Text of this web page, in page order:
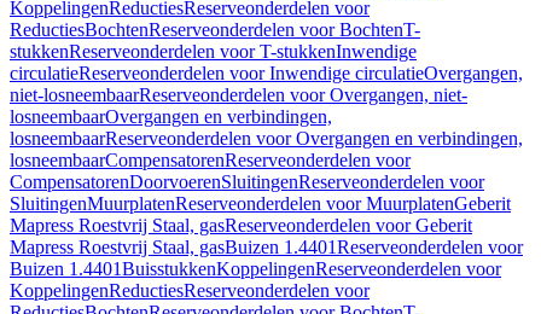
KoppelingenReductiesReserveonderdelen voor
ReductiesBochtenReserveonderdelen voor BochtenT-
stukkenReserveonderdelen voor T-stukkenInwendige
circulatieReserveonderdelen voor Inwendige circulatieOvergangen,
niet-losneembaarReserveonderdelen voor Overgangen, niet-
losneembaarOvergangen en verbindingen,
losneembaarReserveonderdelen voor Overgangen en verbindingen,
losneembaarCompensatorenReserveonderdelen voor
CompensatorenDoorvoerenSluitingenReserveonderdelen voor
SluitingenMuurplatenReserveonderdelen voor MuurplatenGeberit
Mapress Roestvrij Staal, gasReserveonderdelen voor Geberit
Mapress Roestvrij Staal, gasBuizen 1.4401Reserveonderdelen voor
Buizen 1.4401BuisstukkenKoppelingenReserveonderdelen voor
KoppelingenReductiesReserveonderdelen voor